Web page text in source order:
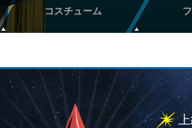
コスチューム